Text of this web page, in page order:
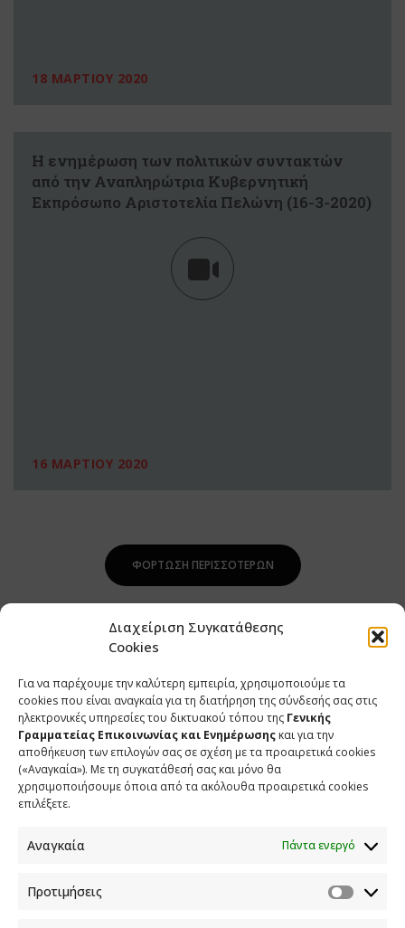
Διαχείριση Συγκατάθεσης
Cookies
Για να παρέχουμε την καλύτερη εμπειρία, χρησιμοποιούμε τα
cookies που είναι αναγκαία για τη διατήρηση της σύνδεσής σας στις
ηλεκτρονικές υπηρεσίες του δικτυακού τόπου της Γενικής
Γραμματείας Επικοινωνίας και Ενημέρωσης και για την
αποθήκευση των επιλογών σας σε σχέση με τα προαιρετικά cookies
(«Αναγκαία»). Με τη συγκατάθεσή σας και μόνο θα
χρησιμοποιήσουμε όποια από τα ακόλουθα προαιρετικά cookies
επιλέξετε.
Αναγκαία Πάντα ενεργό
Προτιμήσεις
18 ΜΑΡΤΙΟΥ 2020
Η ενημέρωση των πολιτικών συντακτών
από την Αναπληρώτρια Κυβερνητική
Εκπρόσωπο Αριστοτελία Πελώνη (16-3-2020)
16 ΜΑΡΤΙΟΥ 2020
ΦΌΡΤΩΣΗ ΠΕΡΙΣΣΌΤΕΡΩΝ
ΕΠΙΚΟΙΝΩΝΙΑ
Φραγκούδη 11 & Αλεξάνδρου Πάντου
info.media@media.gov.gr